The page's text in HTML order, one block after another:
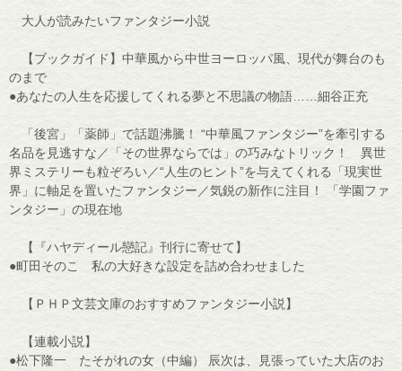
大人が読みたいファンタジー小説
【ブックガイド】中華風から中世ヨーロッパ風、現代が舞台のも
のまで
●あなたの人生を応援してくれる夢と不思議の物語……細谷正充
「後宮」「薬師」で話題沸騰！ “中華風ファンタジー”を牽引する
名品を見逃すな／「その世界ならでは」の巧みなトリック！ 異世
界ミステリーも粒ぞろい／“人生のヒント”を与えてくれる「現実世
界」に軸足を置いたファンタジー／気鋭の新作に注目！ 「学園ファ
ンタジー」の現在地
【『ハヤディール戀記』刊行に寄せて】
●町田そのこ 私の大好きな設定を詰め合わせました
【ＰＨＰ文芸文庫のおすすめファンタジー小説】
【連載小説】
●松下隆一 たそがれの女（中編） 辰次は、見張っていた大店のお